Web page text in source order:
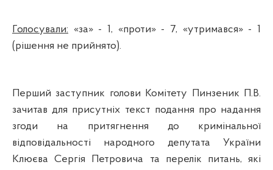
Голосували: «за» - 1, «проти» - 7, «утримався» - 1
(рішення не прийнято).
Перший заступник голови Комітету Пинзеник П.В.
зачитав для присутніх текст подання про надання
згоди на притягнення до кримінальної
відповідальності народного депутата України
Клюєва Сергія Петровича та перелік питань, які